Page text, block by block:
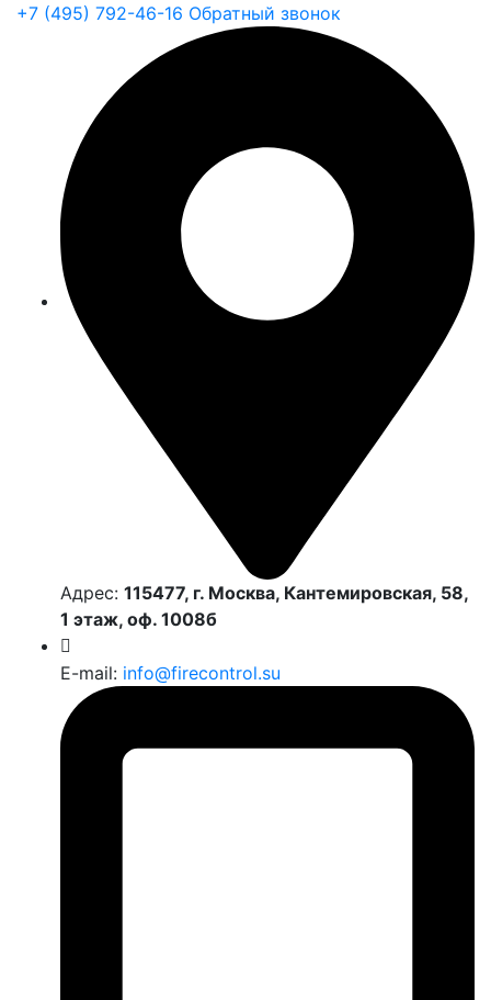
+7 (495) 792-46-16 Обратный звонок
Адрес: 115477, г. Москва, Кантемировская, 58,
1 этаж, оф. 1008б
E-mail: info@firecontrol.su